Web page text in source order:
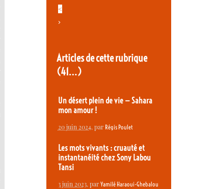
<
>
Articles de cette rubrique
(41…)
Un désert plein de vie — Sahara
mon amour !
20 juin 2024, par Régis Poulet
Les mots vivants : cruauté et
instantanéité chez Sony Labou
Tansi
3 juin 2023, par Yamilé Haraoui-Ghebalou